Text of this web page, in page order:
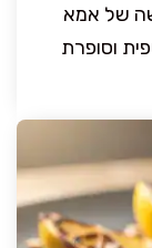
של אמא
וסופרת